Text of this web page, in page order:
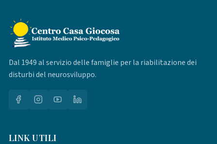
Dal 1949 al servizio delle famiglie per la riabilitazione dei
disturbi del neurosviluppo.
LINK UTILI